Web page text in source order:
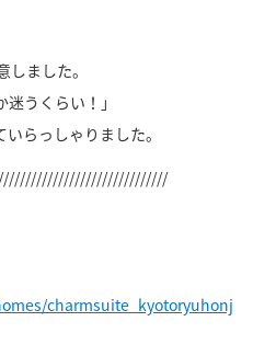
ました。
うくらい！」
らっしゃりました。
charmsuite_kyotoryuhonj